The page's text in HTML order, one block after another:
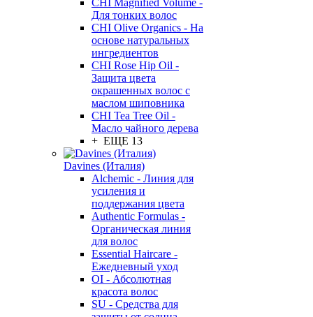
CHI Magnified Volume -
Для тонких волос
CHI Olive Organics - На
основе натуральных
ингредиентов
CHI Rose Hip Oil -
Защита цвета
окрашенных волос с
маслом шиповника
CHI Tea Tree Oil -
Масло чайного дерева
+ ЕЩЕ 13
Davines (Италия)
Alchemic - Линия для
усиления и
поддержания цвета
Authentic Formulas -
Органическая линия
для волос
Essential Haircare -
Eжедневный уход
OI - Абсолютная
красота волос
SU - Средства для